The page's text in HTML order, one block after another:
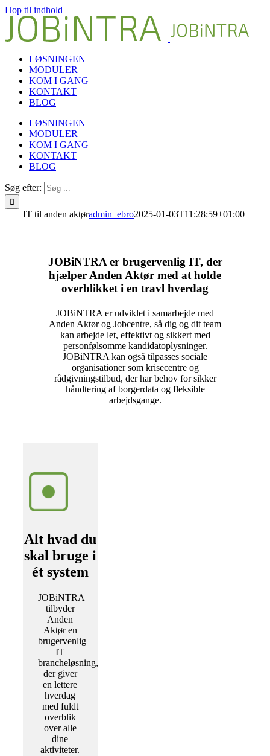
Hop til indhold
LØSNINGEN
MODULER
KOM I GANG
KONTAKT
BLOG
LØSNINGEN
MODULER
KOM I GANG
KONTAKT
BLOG
Søg efter:
IT til anden aktøradmin_ebro2025-01-03T11:28:59+01:00
JOBiNTRA er brugervenlig IT, der
hjælper Anden Aktør med at holde
overblikket i en travl hverdag
JOBiNTRA er udviklet i samarbejde med
Anden Aktør og Jobcentre, så dig og dit team
kan arbejde let, effektivt og sikkert med
personfølsomme kandidatoplysninger.
JOBiNTRA kan også tilpasses sociale
organisationer som krisecentre og
rådgivningstilbud, der har behov for sikker
håndtering af borgerdata og fleksible
arbejdsgange.
Alt hvad du
skal bruge i
ét system
JOBiNTRA
tilbyder
Anden
Aktør en
brugervenlig
IT
brancheløsning,
der giver
en lettere
hverdag
med fuldt
overblik
over alle
dine
aktiviteter.